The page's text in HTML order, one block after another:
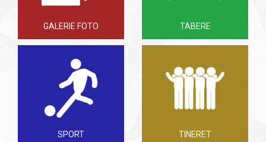
GALERIE FOTO TABERE
SPORT TINERET